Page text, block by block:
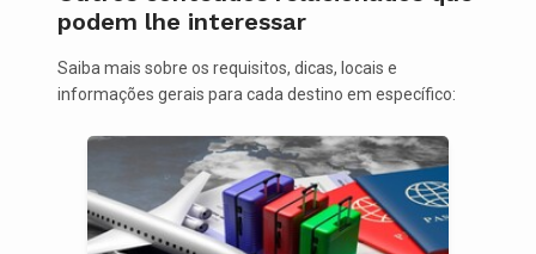
podem lhe interessar
Saiba mais sobre os requisitos, dicas, locais e
informações gerais para cada destino em específico: